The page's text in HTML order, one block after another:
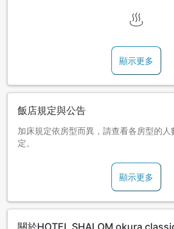
顯示更多
飯店規定與公告
加床規定依房型而異，請查看各房型的人
定。
顯示更多